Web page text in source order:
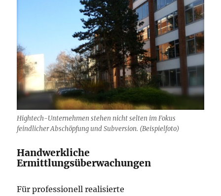
Hightech-Unternehmen stehen nicht selten im Fokus
feindlicher Abschöpfung und Subversion. (Beispielfoto)
Handwerkliche
Ermittlungsüberwachungen
Für professionell realisierte